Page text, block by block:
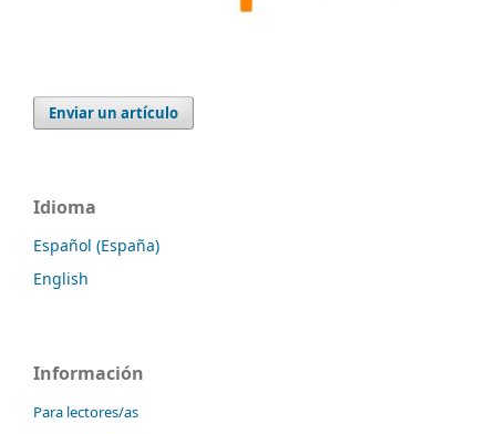
Enviar un artículo
Idioma
Español (España)
English
Información
Para lectores/as